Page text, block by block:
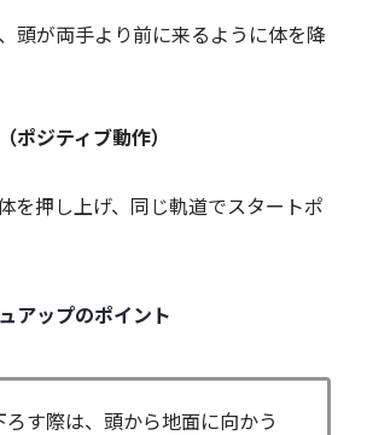
頭が両手より前に来るように体を降
ポジティブ動作）
を押し上げ、同じ軌道でスタートポ
アップのポイント
ろす際は、頭から地面に向かう